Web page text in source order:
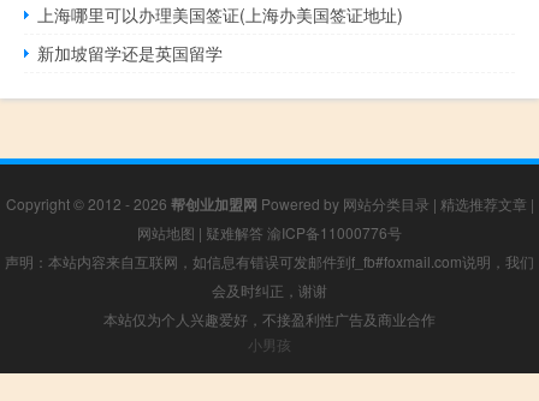
上海哪里可以办理美国签证(上海办美国签证地址)
新加坡留学还是英国留学
Copyright © 2012 - 2026 帮创业加盟网 Powered by 网站分类目录 | 精选推荐文章 |
网站地图 | 疑难解答 渝ICP备11000776号
声明：本站内容来自互联网，如信息有错误可发邮件到f_fb#foxmail.com说明，我们
会及时纠正，谢谢
本站仅为个人兴趣爱好，不接盈利性广告及商业合作
小男孩